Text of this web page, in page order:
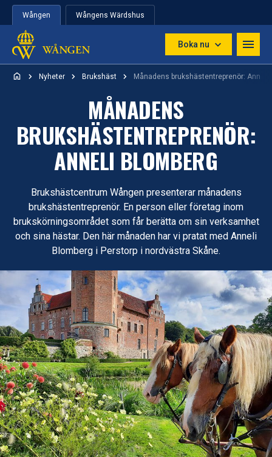
Hoppa till innehåll
Wången Wångens Wärdshus
Boka nu
Nyheter Brukshäst Månadens brukshästentreprenör: Anneli
MÅNADENS
BRUKSHÄSTENTREPRENÖR:
ANNELI BLOMBERG
Brukshästcentrum Wången presenterar månadens
brukshästentreprenör. En person eller företag inom
brukskörningsområdet som får berätta om sin verksamhet
och sina hästar. Den här månaden har vi pratat med Anneli
Blomberg i Perstorp i nordvästra Skåne.